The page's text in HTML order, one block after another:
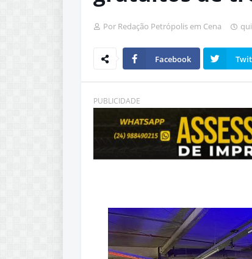
Por Redação Petrópolis em Cena
Facebook
PUBLICIDADE